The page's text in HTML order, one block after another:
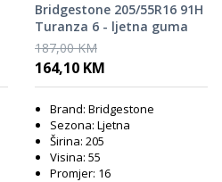
Bridgestone 205/55R16 91H
Turanza 6 - ljetna guma
187,00 KM
164,10 KM
Brand: Bridgestone
Sezona: Ljetna
Širina: 205
Visina: 55
Promjer: 16